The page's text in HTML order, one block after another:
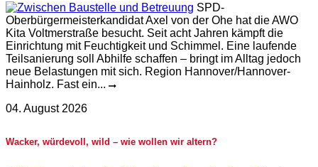
SPD-
Oberbürgermeisterkandidat Axel von der Ohe hat die AWO
Kita Voltmerstraße besucht. Seit acht Jahren kämpft die
Einrichtung mit Feuchtigkeit und Schimmel. Eine laufende
Teilsanierung soll Abhilfe schaffen – bringt im Alltag jedoch
neue Belastungen mit sich. Region Hannover/Hannover-
Hainholz. Fast ein...
04. August 2026
Wacker, würdevoll, wild – wie wollen wir altern?